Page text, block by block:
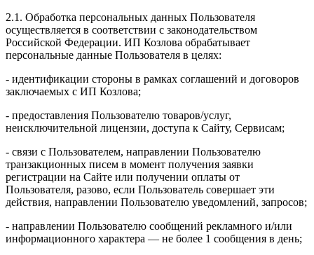
2.1. Обработка персональных данных Пользователя
осуществляется в соответствии с законодательством
Российской Федерации. ИП Козловa обрабатывает
персональные данные Пользователя в целях:
- идентификации стороны в рамках соглашений и договоров
заключаемых с ИП Козлова;
- предоставления Пользователю товаров/услуг,
неисключительной лицензии, доступа к Сайту, Сервисам;
- связи с Пользователем, направлении Пользователю
транзакционных писем в момент получения заявки
регистрации на Сайте или получении оплаты от
Пользователя, разово, если Пользователь совершает эти
действия, направлении Пользователю уведомлений, запросов;
- направлении Пользователю сообщений рекламного и/или
информационного характера — не более 1 сообщения в день;